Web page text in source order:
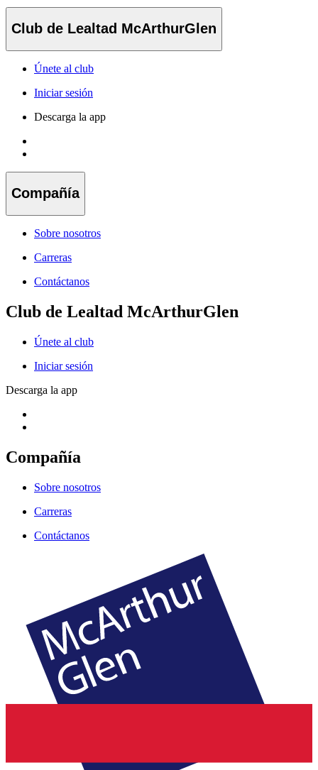
Club de Lealtad McArthurGlen
Únete al club
Iniciar sesión
Descarga la app
Compañía
Sobre nosotros
Carreras
Contáctanos
Club de Lealtad McArthurGlen
Únete al club
Iniciar sesión
Descarga la app
Compañía
Sobre nosotros
Carreras
Contáctanos